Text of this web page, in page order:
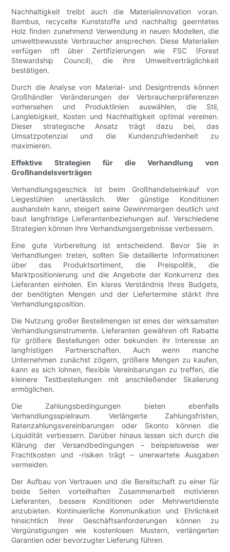
Nachhaltigkeit treibt auch die Materialinnovation voran.
Bambus, recycelte Kunststoffe und nachhaltig geerntetes
Holz finden zunehmend Verwendung in neuen Modellen, die
umweltbewusste Verbraucher ansprechen. Diese Materialien
verfügen oft über Zertifizierungen wie FSC (Forest
Stewardship Council), die ihre Umweltverträglichkeit
bestätigen.
Durch die Analyse von Material- und Designtrends können
Großhändler Veränderungen der Verbraucherpräferenzen
vorhersehen und Produktlinien auswählen, die Stil,
Langlebigkeit, Kosten und Nachhaltigkeit optimal vereinen.
Dieser strategische Ansatz trägt dazu bei, das
Umsatzpotenzial und die Kundenzufriedenheit zu
maximieren.
Effektive Strategien für die Verhandlung von
Großhandelsverträgen
Verhandlungsgeschick ist beim Großhandelseinkauf von
Liegestühlen unerlässlich. Wer günstige Konditionen
aushandeln kann, steigert seine Gewinnmargen deutlich und
baut langfristige Lieferantenbeziehungen auf. Verschiedene
Strategien können Ihre Verhandlungsergebnisse verbessern.
Eine gute Vorbereitung ist entscheidend. Bevor Sie in
Verhandlungen treten, sollten Sie detaillierte Informationen
über das Produktsortiment, die Preispolitik, die
Marktpositionierung und die Angebote der Konkurrenz des
Lieferanten einholen. Ein klares Verständnis Ihres Budgets,
der benötigten Mengen und der Liefertermine stärkt Ihre
Verhandlungsposition.
Die Nutzung großer Bestellmengen ist eines der wirksamsten
Verhandlungsinstrumente. Lieferanten gewähren oft Rabatte
für größere Bestellungen oder bekunden ihr Interesse an
langfristigen Partnerschaften. Auch wenn manche
Unternehmen zunächst zögern, größere Mengen zu kaufen,
kann es sich lohnen, flexible Vereinbarungen zu treffen, die
kleinere Testbestellungen mit anschließender Skalierung
ermöglichen.
Die Zahlungsbedingungen bieten ebenfalls
Verhandlungsspielraum. Verlängerte Zahlungsfristen,
Ratenzahlungsvereinbarungen oder Skonto können die
Liquidität verbessern. Darüber hinaus lassen sich durch die
Klärung der Versandbedingungen – beispielsweise wer
Frachtkosten und -risiken trägt – unerwartete Ausgaben
vermeiden.
Der Aufbau von Vertrauen und die Bereitschaft zu einer für
beide Seiten vorteilhaften Zusammenarbeit motivieren
Lieferanten, bessere Konditionen oder Mehrwertdienste
anzubieten. Kontinuierliche Kommunikation und Ehrlichkeit
hinsichtlich Ihrer Geschäftsanforderungen können zu
Vergünstigungen wie kostenlosen Mustern, verlängerten
Garantien oder bevorzugter Lieferung führen.